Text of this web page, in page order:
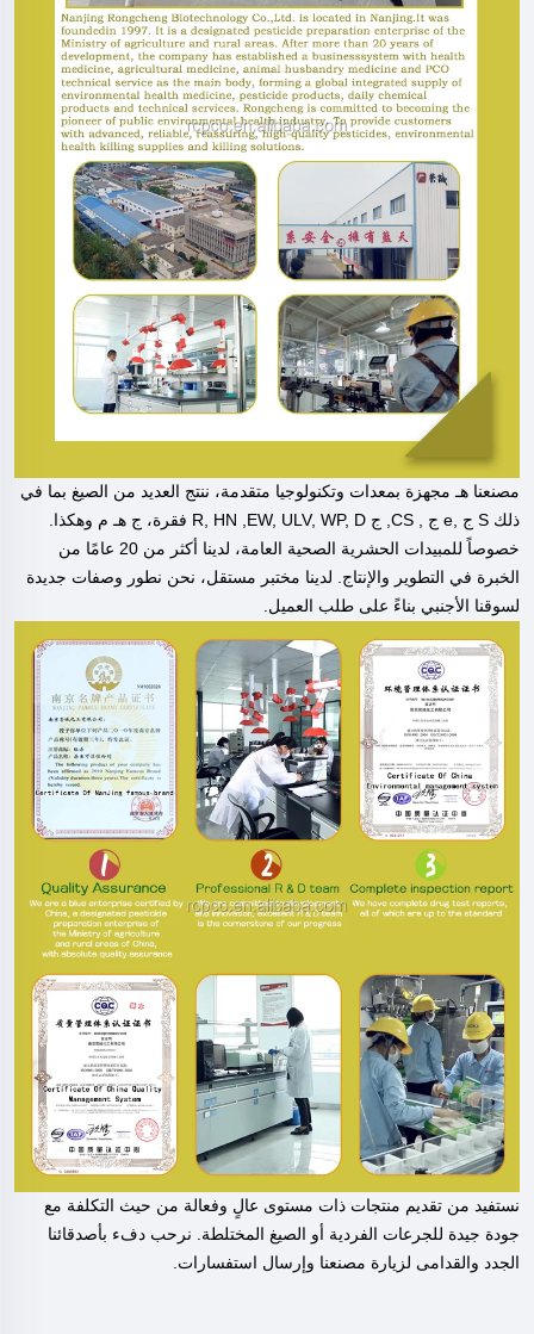
مصنعنا هـ مجهزة بمعدات وتكنولوجيا متقدمة، ننتج العديد من الصيغ بما في
ذلك S
ج ,e ج , CS, ج R, HN ,EW, ULV, WP, D فقرة، ج هـ م وهكذا.
خصوصاً
للمبيدات الحشرية الصحية العامة، لدينا أكثر من 20 عامًا من
الخبرة في التطوير والإنتاج. لدينا مختبر مستقل، نحن نطور وصفات جديدة
لسوقنا الأجنبي بناءً على طلب العميل.
نستفيد من تقديم منتجات ذات مستوى عالٍ وفعالة من حيث التكلفة مع
جودة جيدة للجرعات الفردية أو الصيغ المختلطة. نرحب دفء بأصدقائنا
الجدد والقدامى لزيارة مصنعنا وإرسال استفسارات.